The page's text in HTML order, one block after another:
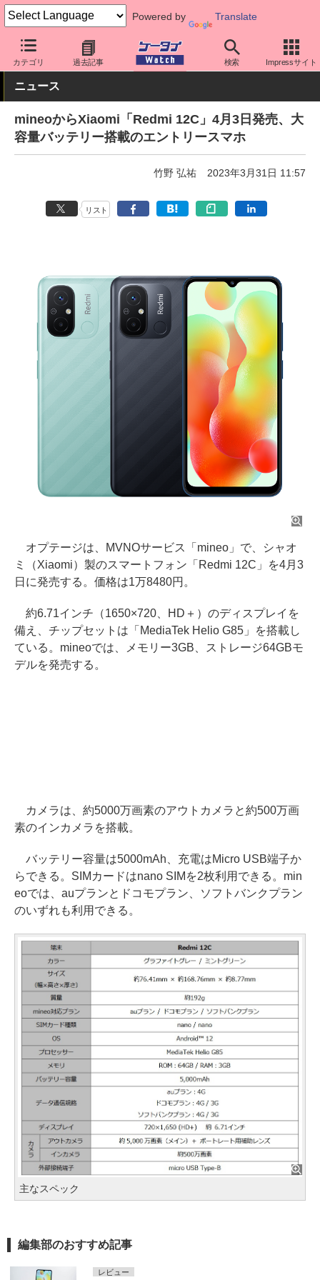
Powered by Translate
カテゴリ 過去記事 検索 Impressサイト
ケータイ Watch 格安スマホ/格安SIM 格安SIM/MVNO mineo
ニュース
mineoからXiaomi「Redmi 12C」4月3日発売、大
容量バッテリー搭載のエントリースマホ
竹野 弘祐 2023年3月31日 11:57
リスト
オプテージは、MVNOサービス「mineo」で、シャオ
ミ（Xiaomi）製のスマートフォン「Redmi 12C」を4月3
日に発売する。価格は1万8480円。
約6.71インチ（1650×720、HD＋）のディスプレイを
備え、チップセットは「MediaTek Helio G85」を搭載し
ている。mineoでは、メモリー3GB、ストレージ64GBモ
デルを発売する。
カメラは、約5000万画素のアウトカメラと約500万画
素のインカメラを搭載。
バッテリー容量は5000mAh、充電はMicro USB端子か
らできる。SIMカードはnano SIMを2枚利用できる。min
eoでは、auプランとドコモプラン、ソフトバンクプラン
のいずれも利用できる。
主なスペック
編集部のおすすめ記事
レビュー